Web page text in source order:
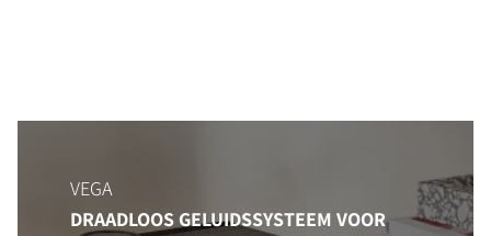
VEGA
DRAADLOOS GELUIDSSYSTEEM VOOR